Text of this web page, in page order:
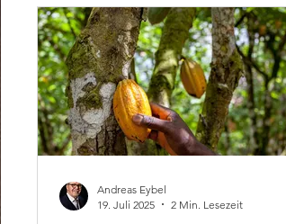
Andreas Eybel
19. Juli 2025
2 Min. Lesezeit